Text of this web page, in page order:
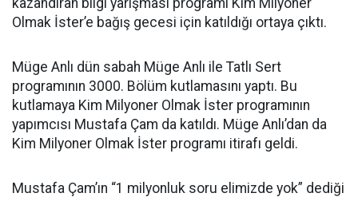
kazandıran bilgi yarışması programı Kim Milyoner
Olmak İster’e bağış gecesi için katıldığı ortaya çıktı.
Müge Anlı dün sabah Müge Anlı ile Tatlı Sert
programının 3000. Bölüm kutlamasını yaptı. Bu
kutlamaya Kim Milyoner Olmak İster programının
yapımcısı Mustafa Çam da katıldı. Müge Anlı’dan da
Kim Milyoner Olmak İster programı itirafı geldi.
Mustafa Çam’ın “1 milyonluk soru elimizde yok” dediği